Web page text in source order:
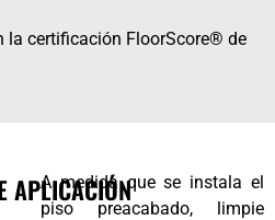
la certificación FloorScore® de
APLICACIÓN
A medida que se instala el
piso preacabado, limpie